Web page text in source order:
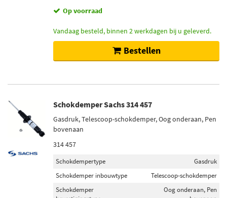
Op voorraad
Vandaag besteld, binnen 2 werkdagen bij u geleverd.
Bestellen
Schokdemper Sachs 314 457
Gasdruk, Telescoop-schokdemper, Oog onderaan, Pen
bovenaan
314 457
Schokdempertype
Gasdruk
Schokdemper inbouwtype
Telescoop-schokdemper
Schokdemper
Oog onderaan, Pen